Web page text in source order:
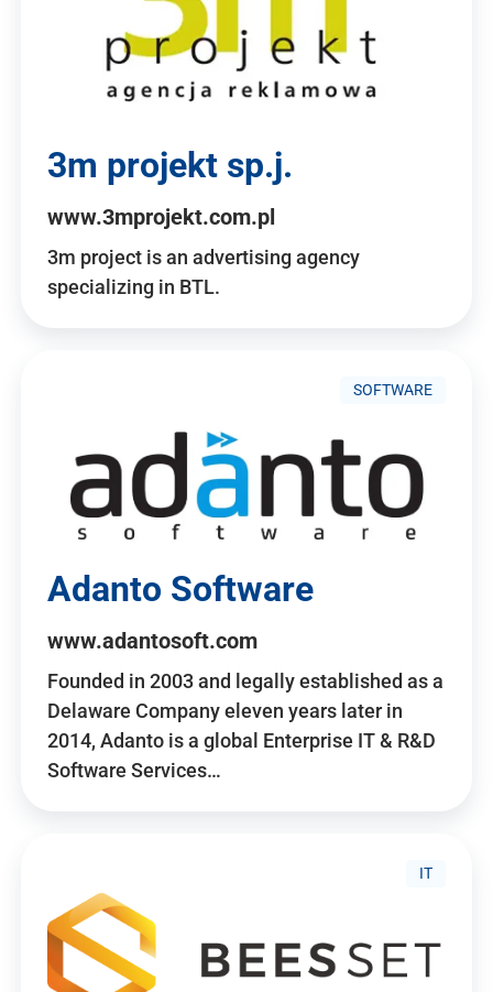
3m projekt sp.j.
www.3mprojekt.com.pl
3m project is an advertising agency
specializing in BTL.
SOFTWARE
Adanto Software
www.adantosoft.com
Founded in 2003 and legally established as a
Delaware Company eleven years later in
2014, Adanto is a global Enterprise IT & R&D
Software Services…
IT